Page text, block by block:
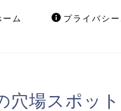
ーム プライバシ
穴場スポット